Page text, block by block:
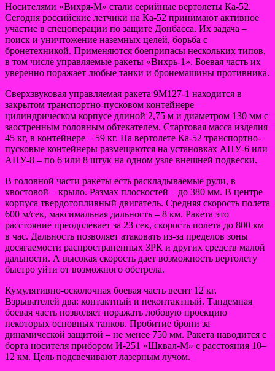
Носителями «Вихря-М» стали серийные вертолеты Ка-52.
Сегодня российские летчики на Ка-52 принимают активное
участие в спецоперации по защите Донбасса. Их задача –
поиск и уничтожение наземных целей, борьба с
бронетехникой. Применяются боеприпасы нескольких типов,
в том числе управляемые ракеты «Вихрь-1». Боевая часть их
уверенно поражает любые танки и бронемашины противника.
Сверхзвуковая управляемая ракета 9М127-1 находится в
закрытом транспортно-пусковом контейнере –
цилиндрическом корпусе длиной 2,75 м и диаметром 130 мм с
заостренным головным обтекателем. Стартовая масса изделия
45 кг, в контейнере – 59 кг. На вертолете Ка-52 транспортно-
пусковые контейнеры размещаются на установках АПУ-6 или
АПУ-8 – по 6 или 8 штук на одном узле внешней подвески.
В головной части ракеты есть раскладываемые рули, в
хвостовой – крыло. Размах плоскостей – до 380 мм. В центре
корпуса твердотопливный двигатель. Средняя скорость полета
600 м/сек, максимальная дальность – 8 км. Ракета это
расстояние преодолевает за 23 сек, скорость полета до 800 км
в час. Дальность позволяет атаковать из-за пределов зоны
досягаемости распространенных ЗРК и других средств малой
дальности. А высокая скорость дает возможность вертолету
быстро уйти от возможного обстрела.
Кумулятивно-осколочная боевая часть весит 12 кг.
Взрывателей два: контактный и неконтактный. Тандемная
боевая часть позволяет поражать лобовую проекцию
некоторых основных танков. Пробитие брони за
динамической защитой – не менее 750 мм. Ракета наводится с
борта носителя прибором И-251 «Шквал-М» с расстояния 10–
12 км. Цель подсвечивают лазерным лучом.